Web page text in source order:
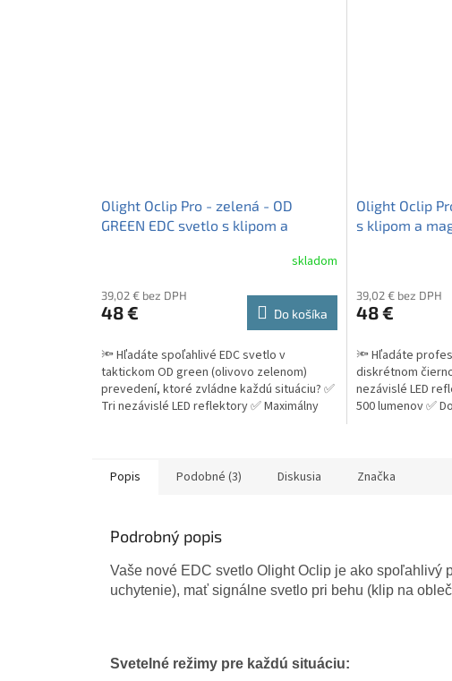
Olight Oclip Pro - zelená - OD
GREEN EDC svetlo s klipom a
produktu
je
z
5
hviezdičiek.
skladom
39,02 € bez DPH
48 € Do košíka
🔦 Hľadáte spoľahlivé EDC svetlo v
taktickom OD green (olivovo zelenom)
prevedení, ktoré zvládne každú situáciu? ✅
Tri nezávislé LED reflektory ✅ Maximálny
Olight Oclip
s klipom a
produktu
je
z
5
hviezdičiek.
39,02 € bez DPH
48 €
🔦 Hľadáte
diskrétnom
nezávislé LED
500 lumenov ✅
Popis Podobné (3) Diskusia Značka
Podrobný popis
Vaše nové EDC svetlo Olight Oclip je ako spoľahlivý
uchytenie), mať signálne svetlo pri behu (klip na
Svetelné režimy pre každú situáciu: